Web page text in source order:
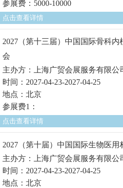
参展费：5000-10000
点击查看详情
2027（第十三届）中国国际骨科
会
主办方：上海广贸会展服务有限公
时间：2027-04-23-2027-04-25
地点：北京
参展费1：
点击查看详情
2027（第十届）中国国际生物医用
主办方：上海广贸会展服务有限公
时间：2027-04-23-2027-04-25
地点：北京